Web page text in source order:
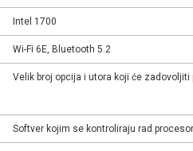
Intel 1700
Wi-Fi 6E, Bluetooth 5.2
Velik broj opcija i utora koji će
Softver kojim se kontroliraju rad